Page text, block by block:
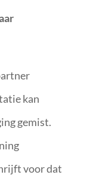
kan
gemist.
voor dat